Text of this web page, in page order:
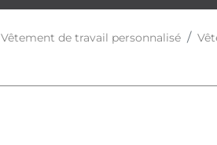
Vêtement de travail personnalisé